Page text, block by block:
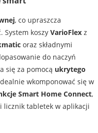
, co upraszcza
System koszy VarioFlexz
oraz składnymi
do naczyń
się za pomocą ukrytego
wkomponować się w
Smart Home Connect,
licznik tabletek w aplikacji